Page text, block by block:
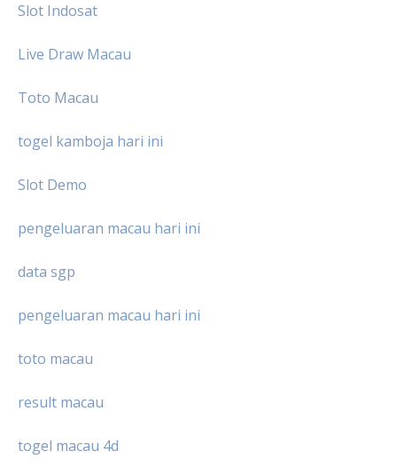
Slot Indosat
Live Draw Macau
Toto Macau
togel kamboja hari ini
Slot Demo
pengeluaran macau hari ini
data sgp
pengeluaran macau hari ini
toto macau
result macau
togel macau 4d